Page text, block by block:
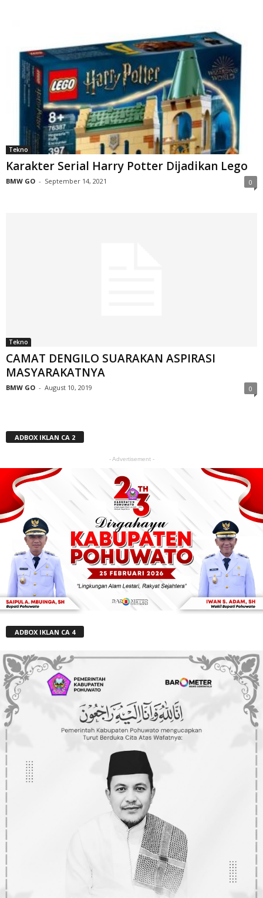
Tekno
Karakter Serial Harry Potter Dijadikan Lego
BMW GO - September 14, 2021 0
Tekno
CAMAT DENGILO SUARAKAN ASPIRASI
MASYARAKATNYA
BMW GO - August 10, 2019 0
ADBOX IKLAN CA 2
- Advertisement -
ADBOX IKLAN CA 4